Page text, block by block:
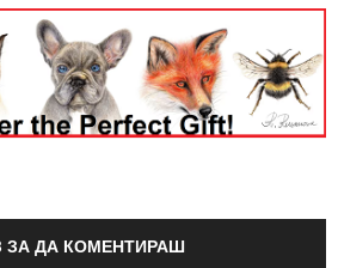
ЗА ДА КОМЕНТИРАШ